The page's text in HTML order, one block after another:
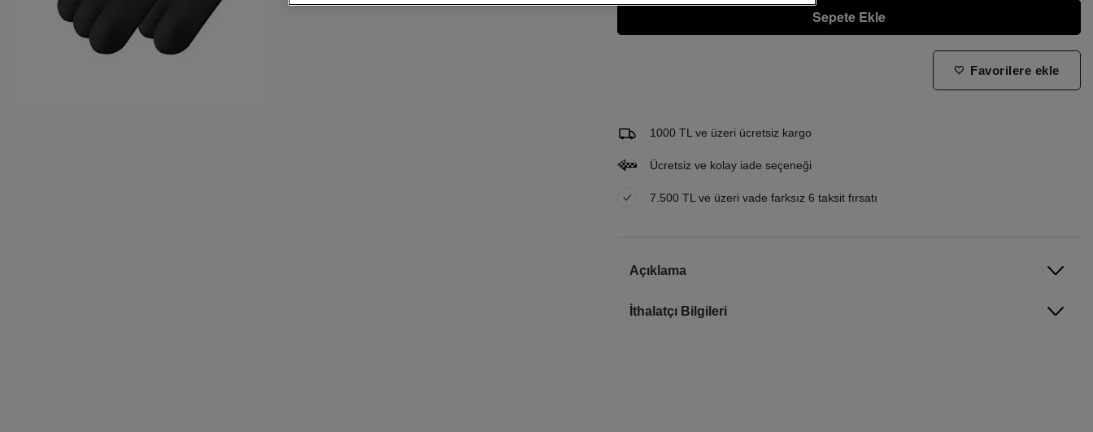
Sepete Ekle
Email Adresi
Favorilere ekle
1000 TL ve üzeri ücretsiz kargo
Ücretsiz ve kolay iade seçeneği
7.500 TL ve üzeri vade farksız 6 taksit fırsatı
Açıklama
İthalatçı Bilgileri